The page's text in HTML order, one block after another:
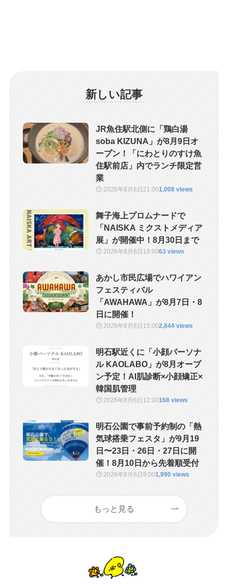
新しい記事
JR魚住駅北側に「鶏白湯
soba KIZUNA」が8月9日オ
ープン！「にわとりのすけ魚
住駅前店」内でランチ限定営
業
2026年8月6日21:001,008 views
舞子海上プロムナードで
「NAISKA ミクストメディア
展」が開催中！8月30日まで
2026年8月6日 18:0063 views
あかし市民広場でハワイアン
フェスティバル
「AWAHAWA」が8月7日・8
日に開催！
2026年8月6日 15:002,844 views
明石駅近くに「小顔パーソナ
ル KAOLABO」が8月オープ
ン予定！AI肌診断×小顔矯正×
韓国肌管理
2026年8月6日 12:00168 views
明石公園で事前予約制の「熱
気球搭乗フェスタ」が9月19
日〜23日・26日・27日に開
催！8月10日から先着順受付
2026年8月6日9:001,990 views
もっと見る